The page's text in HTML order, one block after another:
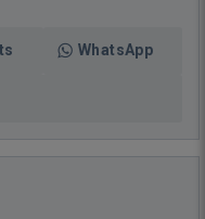
WhatsApp